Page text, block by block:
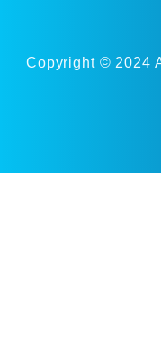
Copyright © 2024